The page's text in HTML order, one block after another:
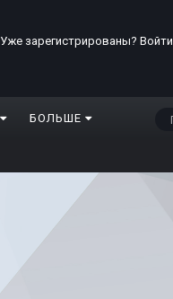
Уже зарегистрированы? Войти
БОЛЬШЕ